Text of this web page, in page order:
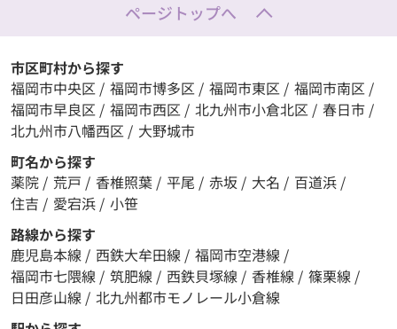
ページトップへ
市区町村から探す
福岡市中央区 / 福岡市博多区 / 福岡市東区 / 福岡市南区 /
福岡市早良区 / 福岡市西区 / 北九州市小倉北区 / 春日市 /
北九州市八幡西区 / 大野城市
町名から探す
薬院 / 荒戸 / 香椎照葉 / 平尾 / 赤坂 / 大名 / 百道浜 /
住吉 / 愛宕浜 / 小笹
路線から探す
鹿児島本線 / 西鉄大牟田線 / 福岡市空港線 /
福岡市七隈線 / 筑肥線 / 西鉄貝塚線 / 香椎線 / 篠栗線 /
日田彦山線 / 北九州都市モノレール小倉線